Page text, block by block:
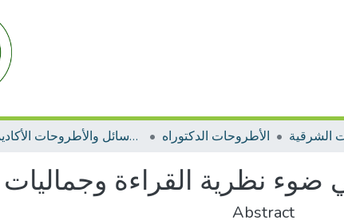
الرسائل والأطروحات الأكاديمية الأطروحات الدكتوراه
نظرية القراءة وجماليات
Abstract